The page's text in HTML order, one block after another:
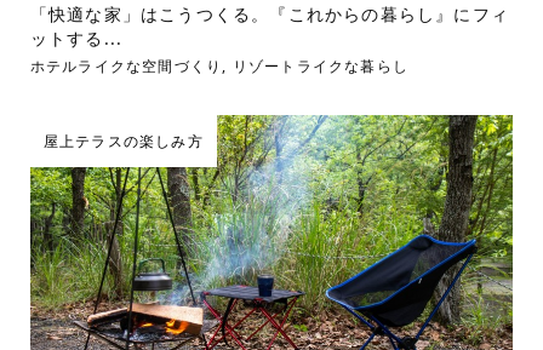
「快適な家」はこうつくる。『これからの暮らし』にフィ
ットする...
ホテルライクな空間づくり , リゾートライクな暮らし
屋上テラスの楽しみ方